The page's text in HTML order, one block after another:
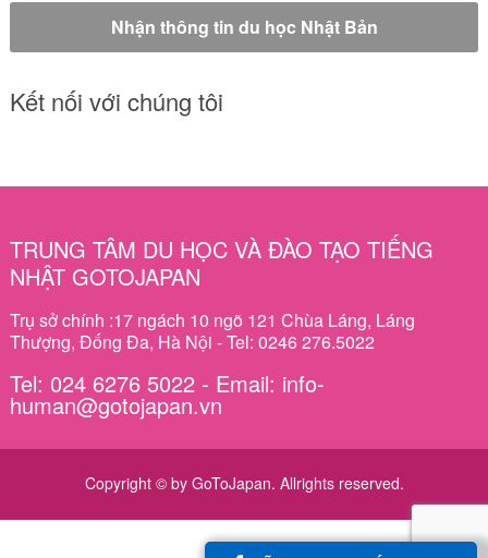
Kết nối với chúng tôi
TRUNG TÂM DU HỌC VÀ ĐÀO TẠO TIẾNG
NHẬT GOTOJAPAN
Trụ sở chính :17 ngách 10 ngõ 121 Chùa Láng, Láng
Thượng, Đống Đa, Hà Nội - Tel: 0246 276.5022
Tel: 024 6276 5022 - Email: info-
human@gotojapan.vn
Copyright © by GoToJapan. Allrights reserved.